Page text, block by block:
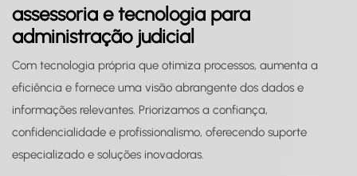
assessoria e tecnologia para
administração judicial
Com tecnologia própria que otimiza processos, aumenta a
eficiência e fornece uma visão abrangente dos dados e
informações relevantes. Priorizamos a confiança,
confidencialidade e profissionalismo, oferecendo suporte
especializado e soluções inovadoras.